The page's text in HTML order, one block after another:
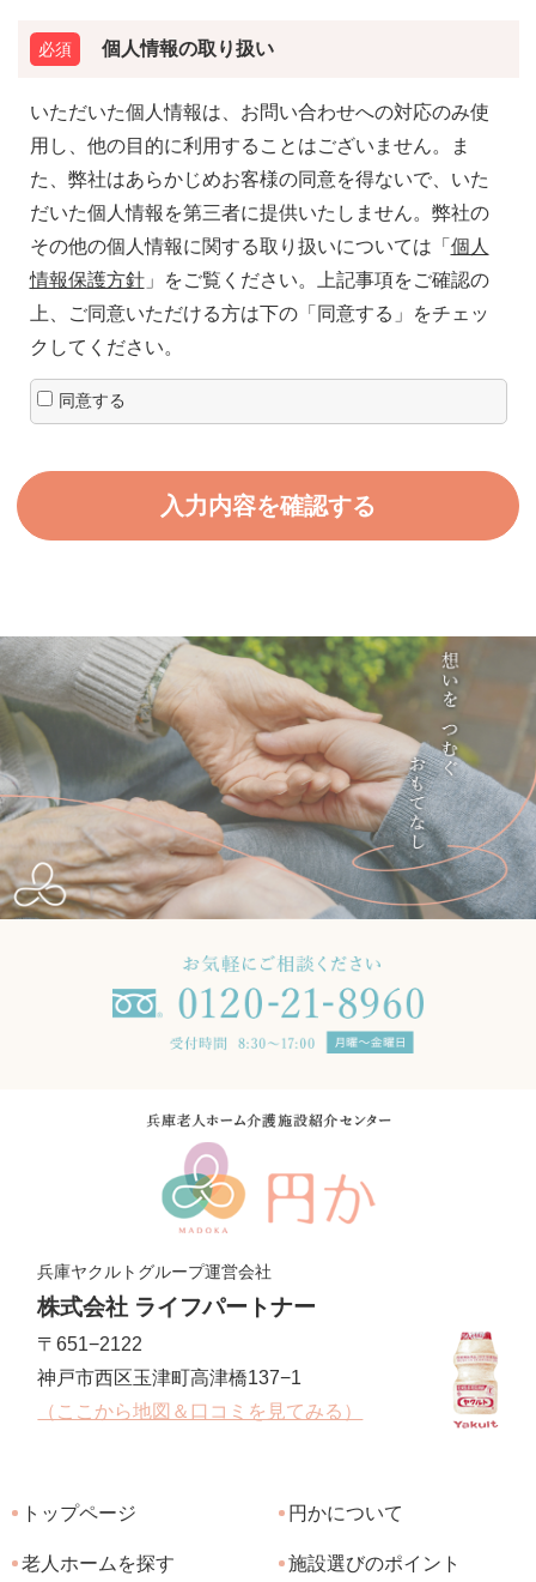
個人情報の取り扱い
いただいた個人情報は、お問い合わせへの対応のみ使
用し、他の目的に利用することはございません。ま
た、弊社はあらかじめお客様の同意を得ないで、いた
だいた個人情報を第三者に提供いたしません。弊社の
その他の個人情報に関する取り扱いについては「 個人
情報保護方針」をご覧ください。上記事項をご確認の
上、ご同意いただける方は下の「同意する」をチェッ
クしてください。
同意する
兵庫ヤクルトグループ運営会社
株式会社 ライフパートナー
〒651−2122
神戸市西区玉津町高津橋137−1
（ここから地図＆口コミを見てみる）
トップページ 円かについて
老人ホームを探す 施設選びのポイント